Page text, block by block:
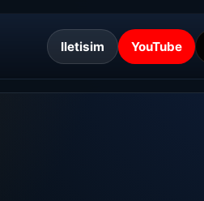
Iletisim YouTube